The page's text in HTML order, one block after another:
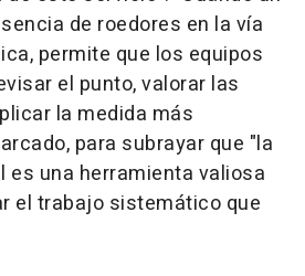
de roedores en la vía
permite que los equipos
el punto, valorar las
la medida más
para subrayar que "la
es una herramienta valiosa
el trabajo sistemático que